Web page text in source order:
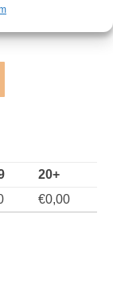
war:
€13,20€6,60.
20+
€0,00